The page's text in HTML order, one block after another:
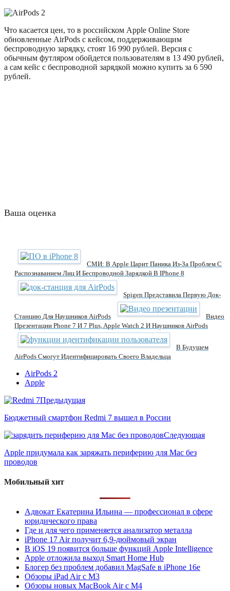
Что касается цен, то в российском Apple Online Store
обновленные AirPods с кейсом, поддерживающим
беспроводную зарядку, стоят 16 990 рублей. Версия с
обычным футляром обойдется пользователям в 13 490 рублей,
а сам кейс с беспроводной зарядкой можно купить за 6 590
рублей.
Ваша оценка
СМИ: В Apple Царит Паника Из-За Проблем С
Распознаванием Лиц И Беспроводной Зарядкой В IPhone 8
Spigen Представила Первую Док-
Станцию Для Наушников AirPods
Видео
Презентации Phone 7 И 7 Plus, Apple Watch 2 И Наушников AirPods
В Будущем
AirPods Смогут Идентифицировать Своего Владельца
AirPods 2
Apple
Предыдущая
Бюджетный смартфон Redmi 7 вышел в России
Следующая
Apple придумала как заряжать периферию для Mac без
проводов
Мобильный хит
Адвокат Екатерина Ильина — профессионал в сфере
юридического права
Где и для чего применяется анализатор металла
iPhone 17 Air получит 6,9-дюймовый экран
В iOS 19 появится больше функций Apple Intelligence
Apple отложила выход Smart Home Hub
Блогер без проблем добавил MagSafe в iPhone 16e
Обзоры iPad Air с M3
Обзоры новых MacBook Air с M4